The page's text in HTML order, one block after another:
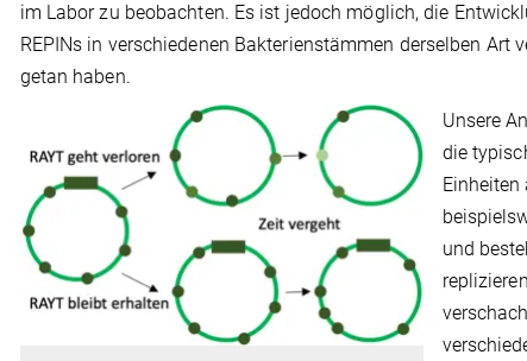
im Labor zu beobachten. Es ist jedoch möglich, die
REPINs in verschiedenen Bakterienstämmen derselben Art
getan haben.
Unsere
die
und